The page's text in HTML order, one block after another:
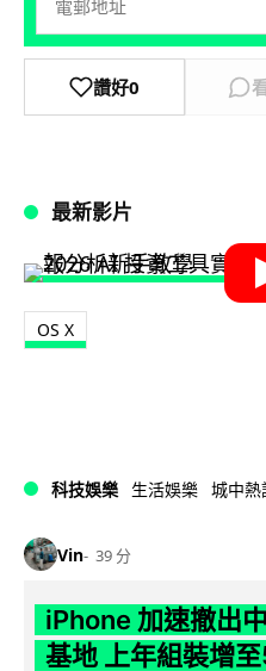
讚好0
最新影片
OS X
科技娛樂 生活娛樂 城中熱
Vin 39 分
iPhone 加速撤出
基地 上年組裝增